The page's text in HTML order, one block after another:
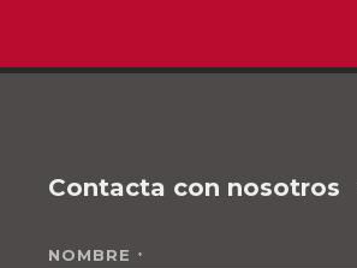
Contacta con nosotros
NOMBRE *